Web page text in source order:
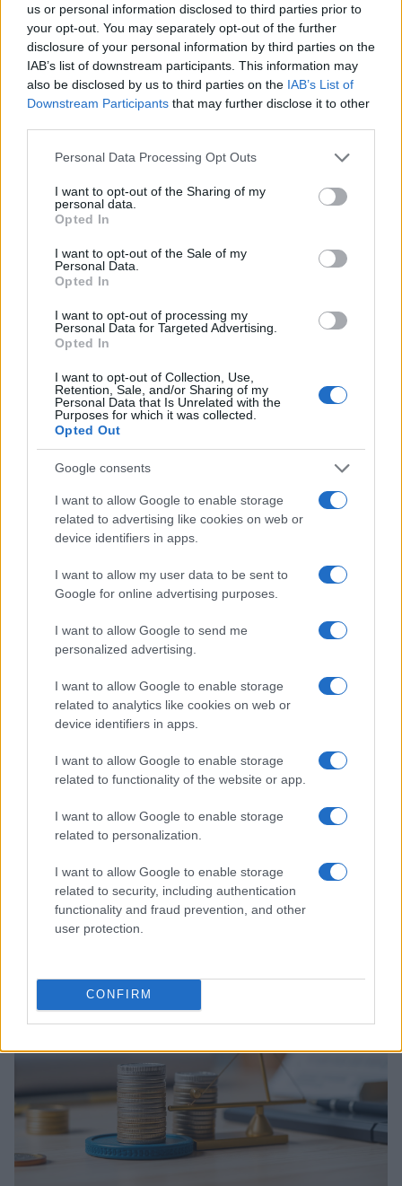
us or personal information disclosed to third parties prior to
your opt-out. You may separately opt-out of the further
disclosure of your personal information by third parties on the
IAB’s list of downstream participants. This information may
also be disclosed by us to third parties on the IAB’s List of
Downstream Participants that may further disclose it to other
Please note that this website/app uses one or more Google
not limited to your visit or usage behaviour. You may click to
grant or deny consent to Google and its third-party tags to
use your data for below specified purposes in below Google
consent section.
Personal Data Processing Opt Outs
I want to opt-out of the Sharing of my
personal data.
Opted In
I want to opt-out of the Sale of my
Personal Data.
Opted In
I want to opt-out of processing my
Personal Data for Targeted Advertising.
Opted In
I want to opt-out of Collection, Use,
Retention, Sale, and/or Sharing of my
Personal Data that Is Unrelated with the
Purposes for which it was collected.
Opted Out
Google consents
I want to allow Google to enable storage
related to advertising like cookies on web or
device identifiers in apps.
I want to allow my user data to be sent to
Google for online advertising purposes.
I want to allow Google to send me
personalized advertising.
I want to allow Google to enable storage
related to analytics like cookies on web or
device identifiers in apps.
I want to allow Google to enable storage
related to functionality of the website or app.
I want to allow Google to enable storage
related to personalization.
I want to allow Google to enable storage
related to security, including authentication
functionality and fraud prevention, and other
user protection.
CONFIRM
come Intesa Sanpaolo continua a sorprendere il
mondo con le sue iniziative sostenibili e inclusive!
Resta sintonizzato!
AiAdhubMedia
Continua a leggere
Sanità sarda e transizione verde: tra case della
comunità, industria farmaceutica e tensioni politiche